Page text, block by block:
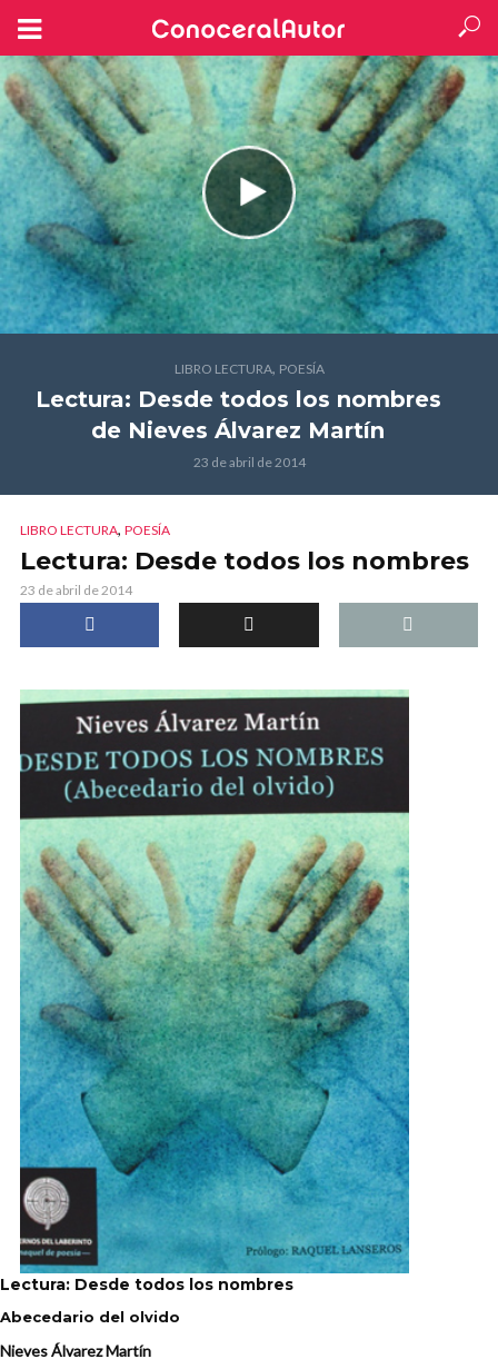
LIBRO LECTURA, POESÍA
Lectura: Desde todos los nombres
de Nieves Álvarez Martín
23 de abril de 2014
LIBRO LECTURA, POESÍA
Lectura: Desde todos los nombres
23 de abril de 2014
Lectura: Desde todos los nombres
Abecedario del olvido
Nieves Álvarez Martín